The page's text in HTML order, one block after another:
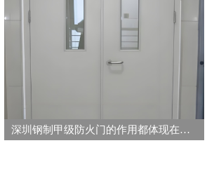
深圳钢制甲级防火门的作用都体现在哪些方面